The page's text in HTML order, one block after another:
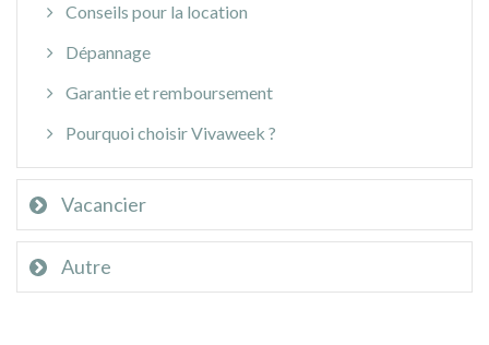
Conseils pour la location
Dépannage
Garantie et remboursement
Pourquoi choisir Vivaweek ?
Vacancier
Autre